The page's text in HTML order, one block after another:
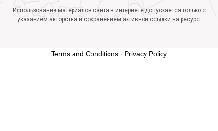
Использование материалов сайта в интернете допускается только с
указанием авторства и сохранением активной ссылки на ресурс!
Terms and Conditions - Privacy Policy